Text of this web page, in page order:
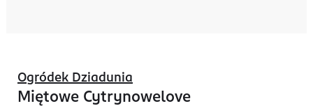
Ogródek Dziadunia
Miętowe Cytrynowelove